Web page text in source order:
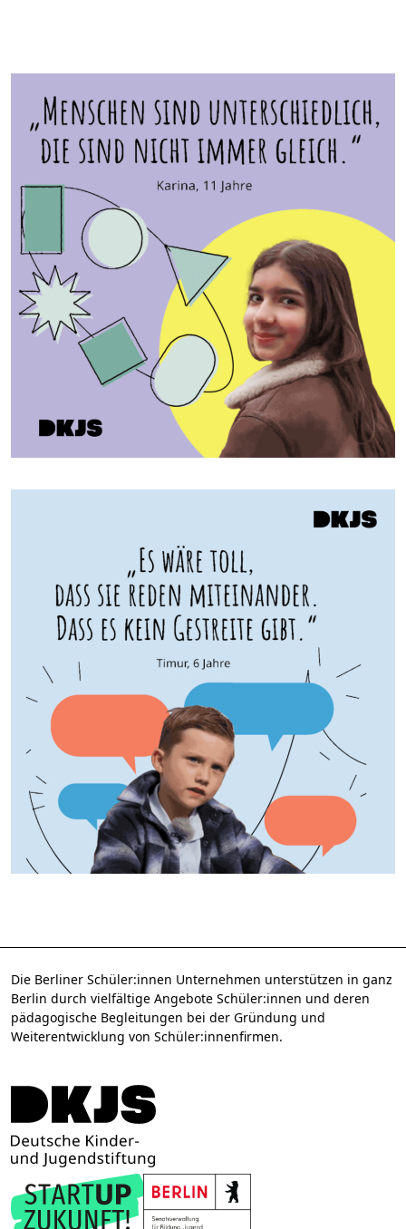
Die Berliner Schüler:innen Unternehmen unterstützen in ganz
Berlin durch vielfältige Angebote Schüler:innen und deren
pädagogische Begleitungen bei der Gründung und
Weiterentwicklung von Schüler:innenfirmen.